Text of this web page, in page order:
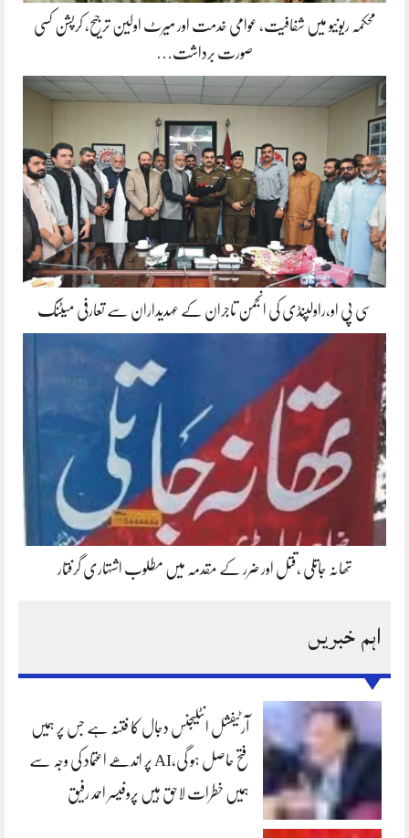
محکمہ ریونیو میں شفافیت، عوامی خدمت اور میرٹ اولین ترجیح، کرپشن کسی
صورت برداشت…
سی پی او،راولپنڈی کی انجمن تاجران کے عہدیداران سے تعارفی میٹنگ
تھانہ جاتلی ،قتل اور ضرر کے مقدمہ میں مطلوب اشتہاری گرفتار
اہم خبریں
آرٹیفشل انٹلیجنس دجال کا فتنہ ہے جس پر ہمیں
فتح حاصل ہو گی،AI پر اندھے اعتماد کی وجہ سے
ہمیں خطرات لاحق ہیں پروفیسر احمد رفیق